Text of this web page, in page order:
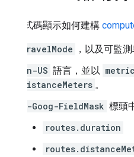
下列程式碼顯示如何建構
travelMode ，以及可監
en-US 語言，並以 metric
distanceMeters 。
X-Goog-FieldMask 標頭
routes.duration